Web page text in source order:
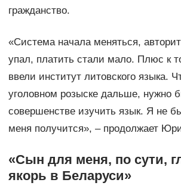
гражданство.
«Система начала меняться,
упал, платить стали мало. Плюс к
ввели институт литовского языка.
уголовном розыске дальше, нужно
совершенстве изучить язык. Я не
меня получится», – продолжает
«Сын для меня, по сути,
якорь в Беларуси»